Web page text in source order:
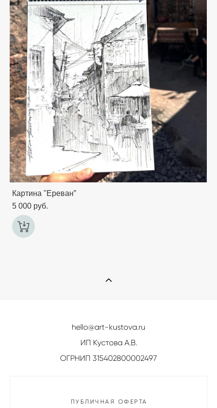
Картина "Ереван”
5 000 pуб.
hello@art-kustova.ru
ИП Кустова А.В.
ОГРНИП 315402800002497
ПУБЛИЧНАЯ ОФЕРТА